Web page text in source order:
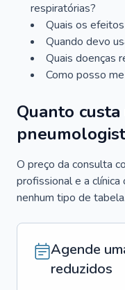
respiratórias?
Quais os
Quando devo
Quais doenças
Como posso
Quanto
O preço da consulta
profissional e a
nenhum tipo de tabela.
Agende
reduzidos